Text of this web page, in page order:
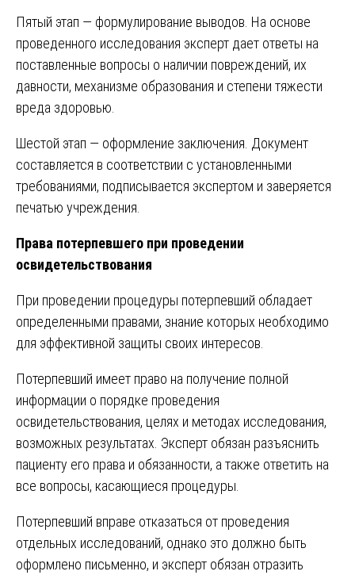
Пятый этап — формулирование выводов. На основе
проведенного исследования эксперт дает ответы на
поставленные вопросы о наличии повреждений, их
давности, механизме образования и степени тяжести
вреда здоровью.
Шестой этап — оформление заключения. Документ
составляется в соответствии с установленными
требованиями, подписывается экспертом и заверяется
печатью учреждения.
Права потерпевшего при проведении
освидетельствования
При проведении процедуры потерпевший обладает
определенными правами, знание которых необходимо
для эффективной защиты своих интересов.
Потерпевший имеет право на получение полной
информации о порядке проведения
освидетельствования, целях и методах исследования,
возможных результатах. Эксперт обязан разъяснить
пациенту его права и обязанности, а также ответить на
все вопросы, касающиеся процедуры.
Потерпевший вправе отказаться от проведения
отдельных исследований, однако это должно быть
оформлено письменно, и эксперт обязан отразить